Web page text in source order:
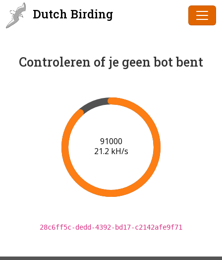
Dutch Birding
Controleren of je geen bot bent
91000
21.2 kH/s
28c6ff5c-dedd-4392-bd17-c2142afe9f71